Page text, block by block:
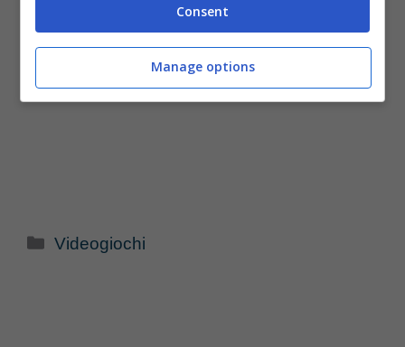
Categorie
Videogiochi
Consent
Manage options